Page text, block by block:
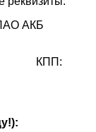
АКБ
КПП: